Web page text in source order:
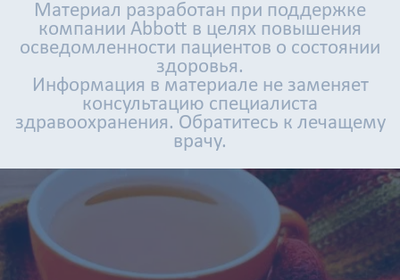
Материал разработан при поддержке
компании Abbott в целях повышения
осведомленности пациентов о состоянии
здоровья.
Информация в материале не заменяет
консультацию специалиста
здравоохранения. Обратитесь к лечащему
врачу.